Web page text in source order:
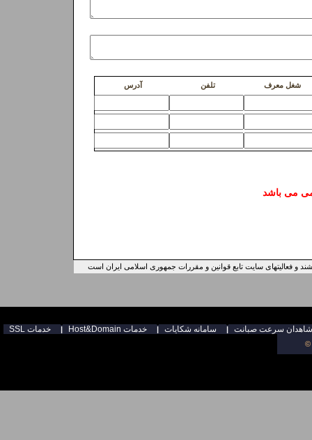
شغل معرف تلفن آدرس
می باشد
و فعالیتهای سایت تابع قوانین و مقررات جمهوری اسلامی ایران است
| |
|
©